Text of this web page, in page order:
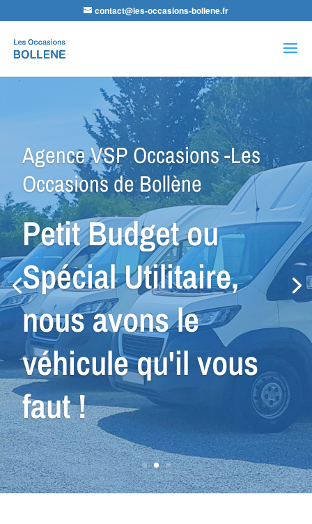
contact@les-occasions-bollene.fr
de
produits
Agence LDA Citroën -Les
Occasions de Bollène
Nos équipes
sauront vous
conseiller dans la
recherche de votre
prochain
véhicule...